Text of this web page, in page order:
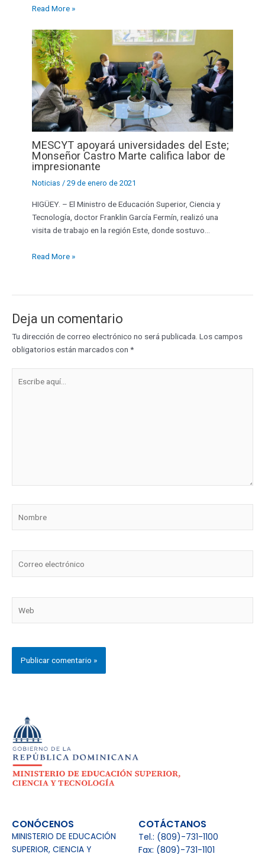
Read More »
MESCYT apoyará universidades del Este;
Monseñor Castro Marte califica labor de
impresionante
Noticias /29 de enero de 2021
HIGÜEY. – El Ministro de Educación Superior, Ciencia y
Tecnología, doctor Franklin García Fermín, realizó una
visita de trabajo en la región Este, donde sostuvo…
Read More »
Deja un comentario
Tu dirección de correo electrónico no será publicada. Los campos
obligatorios están marcados con *
aquí...
electrónico
CONÓCENOS
MINISTERIO DE EDUCACIÓN
SUPERIOR, CIENCIA Y
COTÁCTANOS
Tel.: (809)-731-1100
Fax: (809)-731-1101